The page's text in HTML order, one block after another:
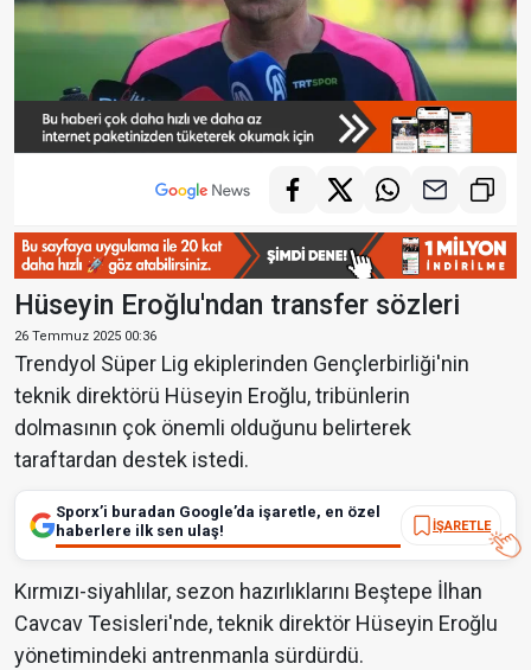
Hüseyin Eroğlu'ndan transfer sözleri
26 Temmuz 2025 00:36
Trendyol Süper Lig ekiplerinden Gençlerbirliği'nin
teknik direktörü Hüseyin Eroğlu, tribünlerin
dolmasının çok önemli olduğunu belirterek
taraftardan destek istedi.
Sporx’i buradan Google’da işaretle, en özel
haberlere ilk sen ulaş!
İŞARETLE
Kırmızı-siyahlılar, sezon hazırlıklarını Beştepe İlhan
Cavcav Tesisleri'nde, teknik direktör Hüseyin Eroğlu
yönetimindeki antrenmanla sürdürdü.